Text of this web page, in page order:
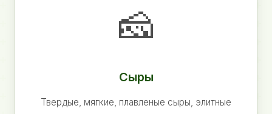
🧀
Сыры
Твердые, мягкие, плавленые сыры, элитные